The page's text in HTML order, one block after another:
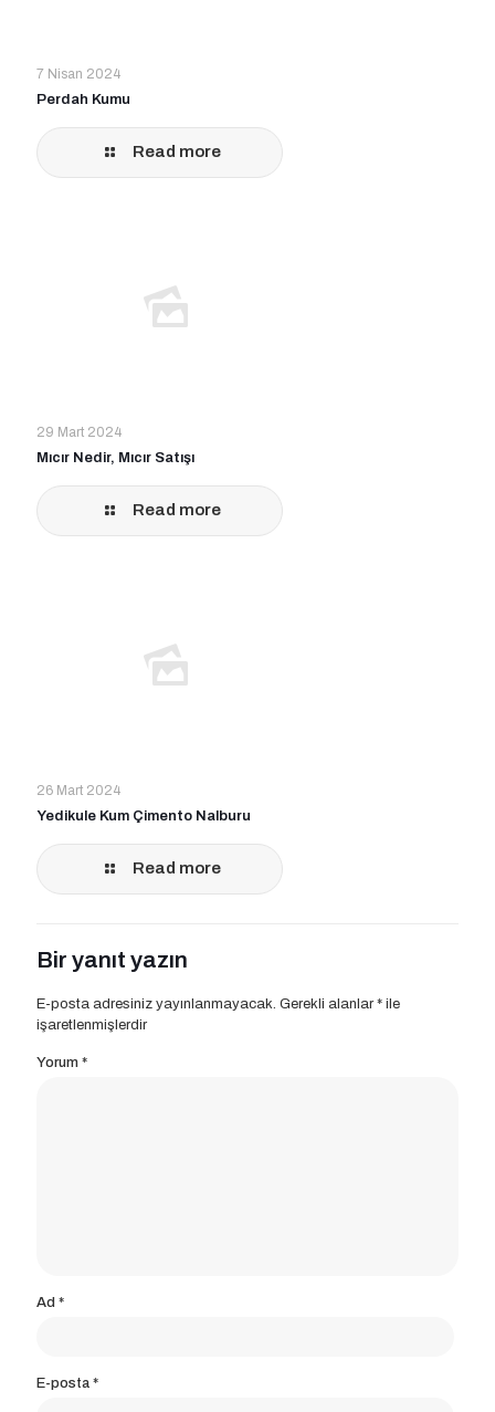
7 Nisan 2024
Perdah Kumu
Read more
29 Mart 2024
Mıcır Nedir, Mıcır Satışı
Read more
26 Mart 2024
Yedikule Kum Çimento Nalburu
Read more
Bir yanıt yazın
E-posta adresiniz yayınlanmayacak. Gerekli alanlar * ile
işaretlenmişlerdir
Yorum *
Ad *
E-posta *